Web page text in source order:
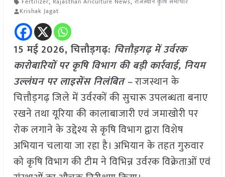
Krishak Jagat
15 मई2026, चित्तौड़गढ़: चित्तौड़गढ़ में उर्वरक
कारोबारियों पर कृषि विभाग की बड़ी कार्रवाई, नियम
उल्लंघन पर लाइसेंस निलंबित –राजस्थान के
चित्तौड़गढ़ जिले में उर्वरकों की सुचारू उपलब्धता बनाए
रखने तथा यूरिया की कालाबाजारी एवं जमाखोरी पर
रोक लगाने के उद्देश्य से कृषि विभाग द्वारा विशेष
अभियान चलाया जा रहा है। अभियान के तहत गुरुवार
को कृषि विभाग की टीम ने विभिन्न उर्वरक विक्रेताओं एवं